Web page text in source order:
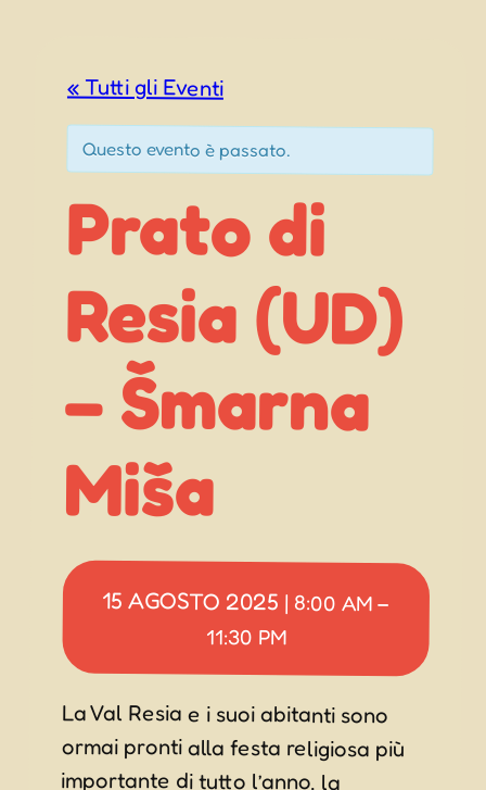
« Tutti gli Eventi
Questo evento è passato.
Prato di
Resia (UD)
– Šmarna
Miša
15 AGOSTO 2025 | 8:00 AM–
11:30 PM
La Val Resia e i suoi abitanti sono
ormai pronti alla festa religiosa più
importante di tutto l’anno, la
“Šmarna Miša”. Nella tradizione
locale il termine “Šmarna Miša” indica
“la Grande Messa in onore
dell’Assunzione di Maria”, alla quale